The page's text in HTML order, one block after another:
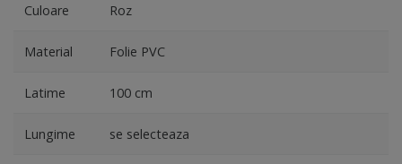
Culoare Roz
Material Folie PVC
Latime 100 cm
Lungime se selecteaza